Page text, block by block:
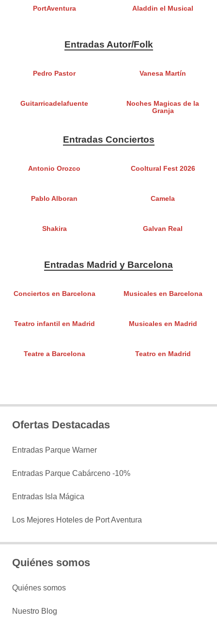
PortAventura Aladdin el Musical
Entradas Autor/Folk
Pedro Pastor Vanesa Martín
Guitarricadelafuente
Noches Magicas de la
Granja
Entradas Conciertos
Antonio Orozco Cooltural Fest 2026
Pablo Alboran Camela
Shakira Galvan Real
Entradas Madrid y Barcelona
Conciertos en Barcelona Musicales en Barcelona
Teatro infantil en Madrid Musicales en Madrid
Teatre a Barcelona Teatro en Madrid
Ofertas Destacadas
Entradas Parque Warner
Entradas Parque Cabárceno -10%
Entradas Isla Mágica
Los Mejores Hoteles de Port Aventura
Quiénes somos
Quiénes somos
Nuestro Blog